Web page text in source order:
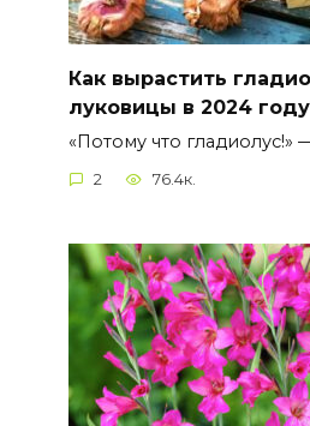
Как вырастить
луковицы в 2024
«Потому что гладиолус!»
2 76.4к.